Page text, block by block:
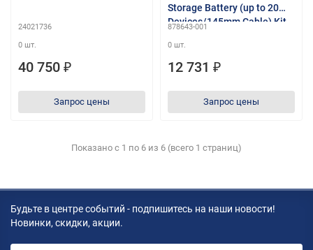
24021736
0 шт.
40 750 ₽
Запрос цены
Storage Battery (up to 20
Devices/145mm Cable) Kit,
(P01366-B21)
878643-001
0 шт.
12 731 ₽
Запрос цены
Показано с 1 по 6 из 6 (всего 1 страниц)
Будьте в центре событий - подпишитесь на наши новости!
Новинки, скидки, акции.